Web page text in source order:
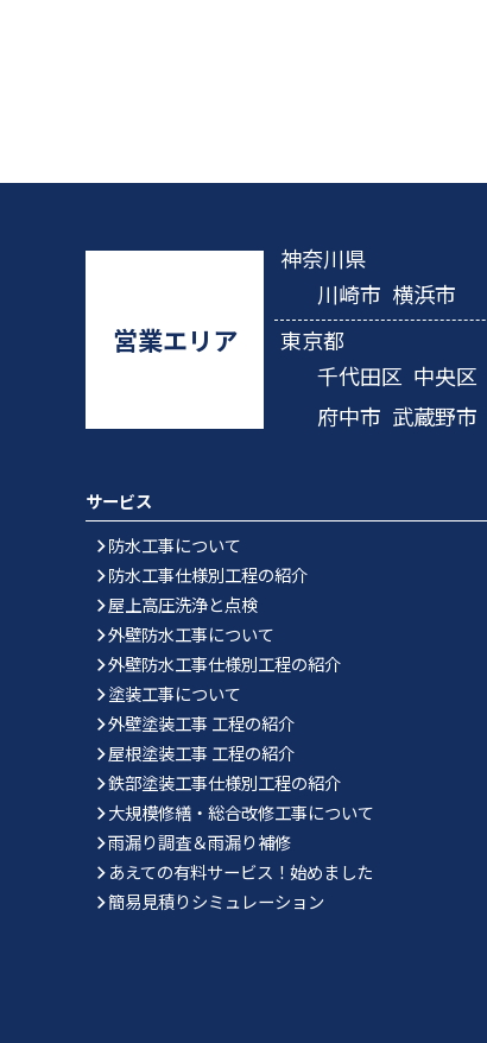
営業エリア
神奈川県
川崎市 横浜市
東京都
千代田区 中央区
府中市 武蔵野市
サービス
防水工事について
防水工事仕様別工程の紹介
屋上高圧洗浄と点検
外壁防水工事について
外壁防水工事仕様別工程の紹介
塗装工事について
外壁塗装工事 工程の紹介
屋根塗装工事 工程の紹介
鉄部塗装工事仕様別工程の紹介
大規模修繕・総合改修工事について
雨漏り調査＆雨漏り補修
あえての有料サービス！始めました
簡易見積りシミュレーション